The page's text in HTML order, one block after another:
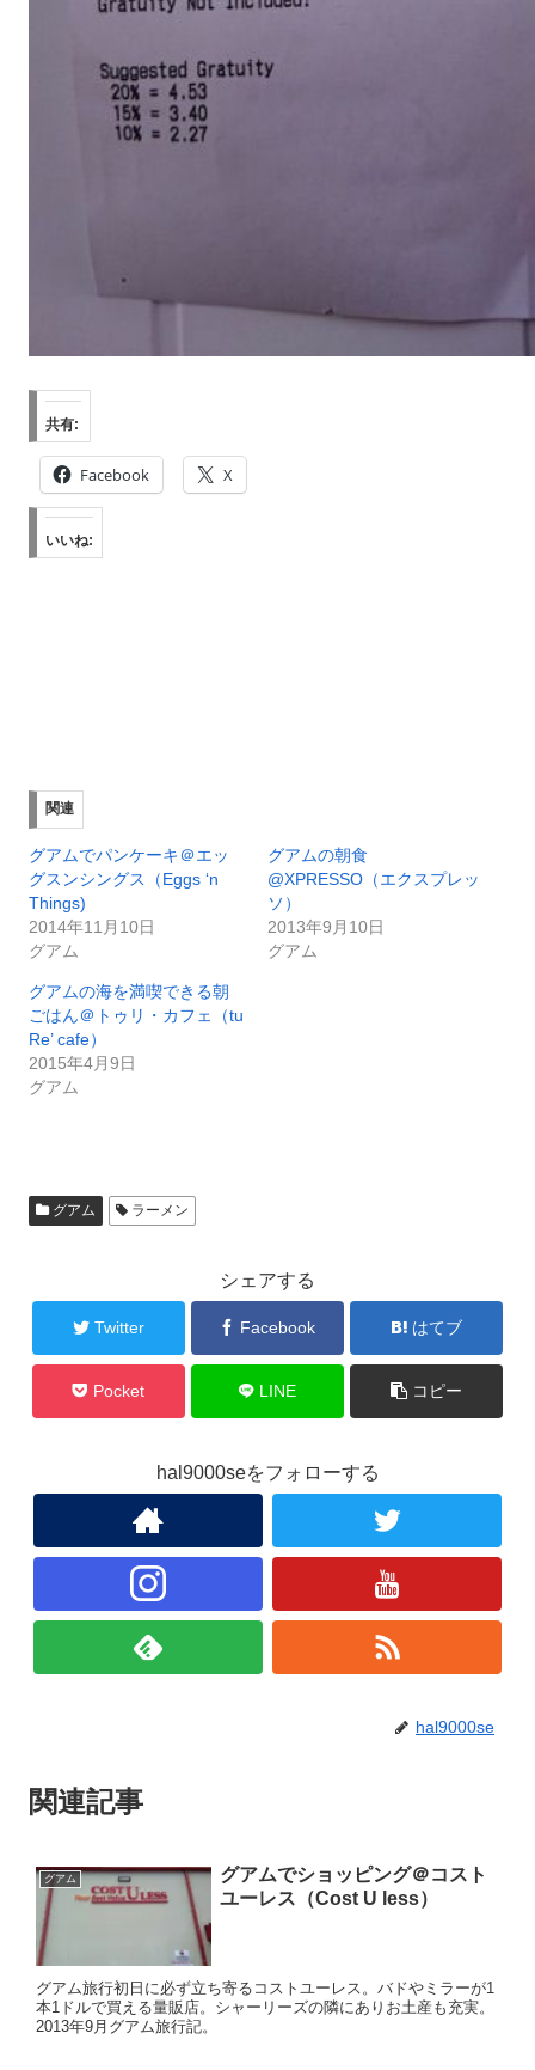
共有:
Facebook X
いいね:
関連
グアムでパンケーキ＠エッ
グスンシングス（Eggs ‘n
Things)
2014年11月10日
グアム
グアムの朝食
@XPRESSO（エクスプレッ
ソ）
2013年9月10日
グアム
グアムの海を満喫できる朝
ごはん＠トゥリ・カフェ（tu
Re’ cafe）
2015年4月9日
グアム
グアム ラーメン
シェアする
Twitter Facebook はてブ
Pocket LINE コピー
hal9000seをフォローする
hal9000se
関連記事
グアム
グアムでショッピング＠コスト
ユーレス（Cost U less）
グアム旅行初日に必ず立ち寄るコストユーレス。バドやミラーが1
本1ドルで買える量販店。シャーリーズの隣にありお土産も充実。
2013年9月グアム旅行記。